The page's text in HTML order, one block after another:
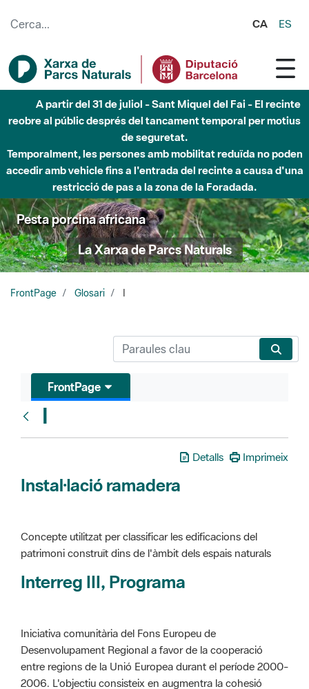
CA ES
A partir del 31 de juliol - Sant Miquel del Fai - El recinte
reobre al públic després del tancament temporal per motius
de seguretat.
Temporalment, les persones amb mobilitat reduïda no poden
accedir amb vehicle fins a l'entrada del recinte a causa d'una
restricció de pas a la zona de la Foradada.
Pesta porcina africana
La Xarxa de Parcs Naturals
FrontPage Glosari
FrontPage
I
Detalls Imprimeix
Instal·lació ramadera
Concepte utilitzat per classificar les edificacions del
patrimoni construït dins de l'àmbit dels espais naturals
Interreg III, Programa
Iniciativa comunitària del Fons Europeu de
Desenvolupament Regional a favor de la cooperació
entre regions de la Unió Europea durant el període 2000-
2006. L'objectiu consisteix en augmentra la cohesió